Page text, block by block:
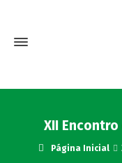
XII
Página Inicial